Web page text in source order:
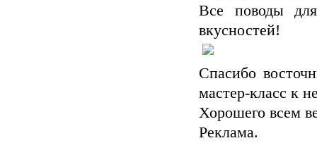
Все поводы
вкусностей!
Спасибо
мастер-класс к
Хорошего всем
Реклама.